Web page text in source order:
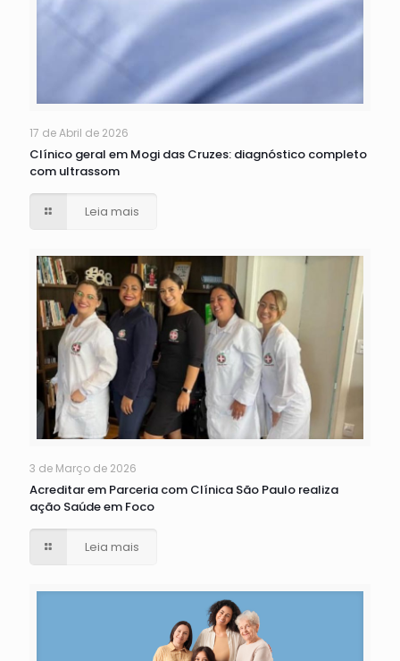
17 de Abril de 2026
Clínico geral em Mogi das Cruzes: diagnóstico completo
com ultrassom
Leia mais
3 de Março de 2026
Acreditar em Parceria com Clínica São Paulo realiza
ação Saúde em Foco
Leia mais